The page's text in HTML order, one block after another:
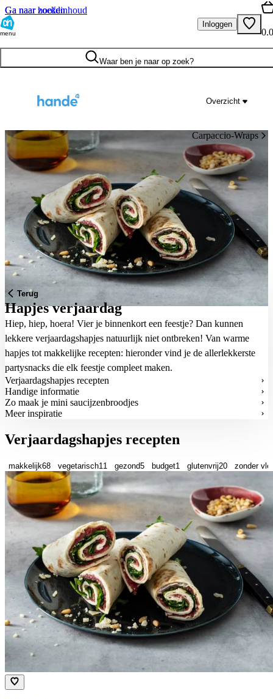
Ga naar hoofdinhoud
Ga naar zoeken
menu
Inloggen
Waar ben je naar op zoek?
Overzicht
Carpaccio-Wraps
Terug
Hapjes verjaardag
Hiep, hiep, hoera! Vier je binnenkort een feestje? Dan kunnen
lekkere verjaardagshapjes natuurlijk niet ontbreken! Van warme
hapjes tot makkelijke recepten: hieronder vind je de allerlekkerste
partysnacks die elk feestje compleet maken.
Verjaardagshapjes recepten
Handige informatie
Zo maak je mini saucijzenbroodjes
Meer inspiratie
Verjaardagshapjes recepten
makkelijk68 vegetarisch11 gezond5 budget1 glutenvrij20 zonder